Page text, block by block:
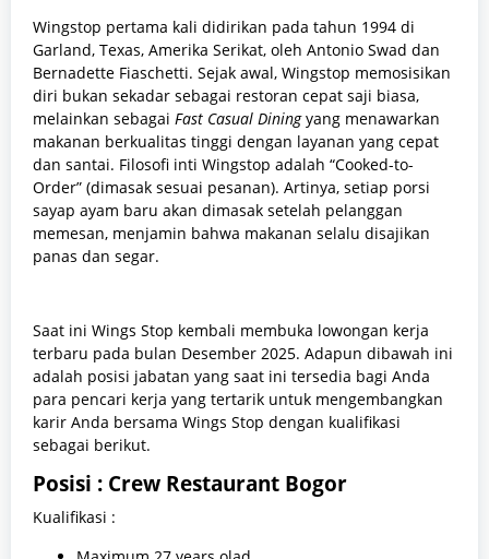
Wingstop pertama kali didirikan pada tahun 1994 di
Garland, Texas, Amerika Serikat, oleh Antonio Swad dan
Bernadette Fiaschetti. Sejak awal, Wingstop memosisikan
diri bukan sekadar sebagai restoran cepat saji biasa,
melainkan sebagai Fast Casual Diningyang menawarkan
makanan berkualitas tinggi dengan layanan yang cepat
dan santai. Filosofi inti Wingstop adalah “Cooked-to-
Order” (dimasak sesuai pesanan). Artinya, setiap porsi
sayap ayam baru akan dimasak setelah pelanggan
memesan, menjamin bahwa makanan selalu disajikan
panas dan segar.
Saat ini Wings Stop kembali membuka lowongan kerja
terbaru pada bulan Desember 2025. Adapun dibawah ini
adalah posisi jabatan yang saat ini tersedia bagi Anda
para pencari kerja yang tertarik untuk mengembangkan
karir Anda bersama Wings Stop dengan kualifikasi
sebagai berikut.
Posisi : Crew Restaurant Bogor
Kualifikasi :